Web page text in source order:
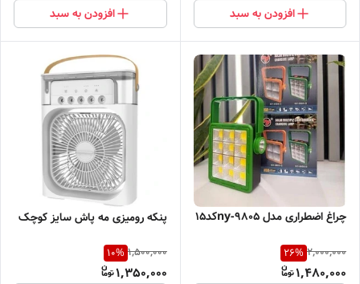
افزودن به سبد افزودن به سبد
چراغ اضطراری مدل ny-9805کد15
2,000,000
26%
1,480,000
پنکه رومیزی مه پاش سایز کوچک
1,500,000
10%
1,350,000